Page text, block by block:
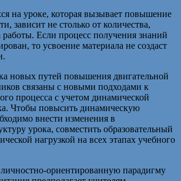
на уроке, которая вызывает повышение
зависит не столько от количества,
работы. Если процесс получения знаний
то усвоение материала не создаст
новых путей повышения двигательной
связаны с новыми подходами к
процесса с учетом динамической
Чтобы повысить динамическую
внести изменения в
урока, совместить образовательный
нагрузкой на всех этапах учебного
ориентированную парадигму